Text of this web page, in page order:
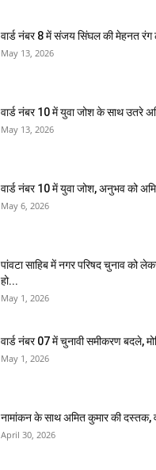
वार्ड नंबर 8 में संजय सिंघल की मेहनत रंग
May 13, 2026
वार्ड नंबर 10 में युवा जोश के साथ उतरे
May 13, 2026
वार्ड नंबर 10 में युवा जोश, अनुभव को
May 6, 2026
पांवटा साहिब में नगर परिषद चुनाव को
हो...
May 1, 2026
वार्ड नंबर 07 में चुनावी समीकरण बदले,
May 1, 2026
नामांकन के साथ अमित कुमार की दस्तक,
April 30, 2026